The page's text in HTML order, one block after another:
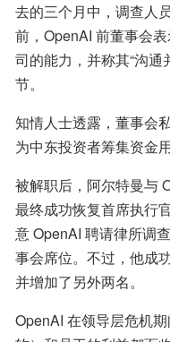
去的三个月中，调查人
前，OpenAI 前董事会
司的能力，并称其“沟
节。
知情人士透露，董事会
为中东投资者筹集资金
被解职后，阿尔特曼与
最终成功恢复首席执行
意 OpenAI 聘请律所调
事会席位。不过，他成
并增加了另外两名。
OpenAI 在领导层危机